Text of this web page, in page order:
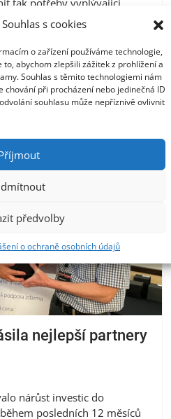
s cookies
o zařízení používáme technologie,
abychom zlepšili zážitek z prohlížení a
Souhlas s těmito technologiemi nám
chování při procházení nebo jedinečná ID
souhlasu může nepříznivě ovlivnit
předvolby
o ochraně osobních údajů
17. února 2022 –
řešení pro
sítích, uvedla, že
využívá produkty Kerio
spolehlivému zajištění
nejlepší partnery
nárůst investic do
posledních 12 měsíců